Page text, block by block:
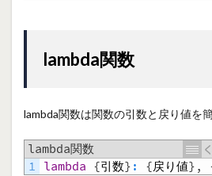
lambda関数
lambda関数は関数の引数と戻り値を
lambda関数
1 lambda {引数}: {戻り値},